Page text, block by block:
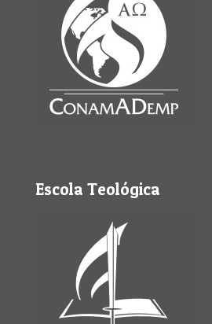
Escola Teológica